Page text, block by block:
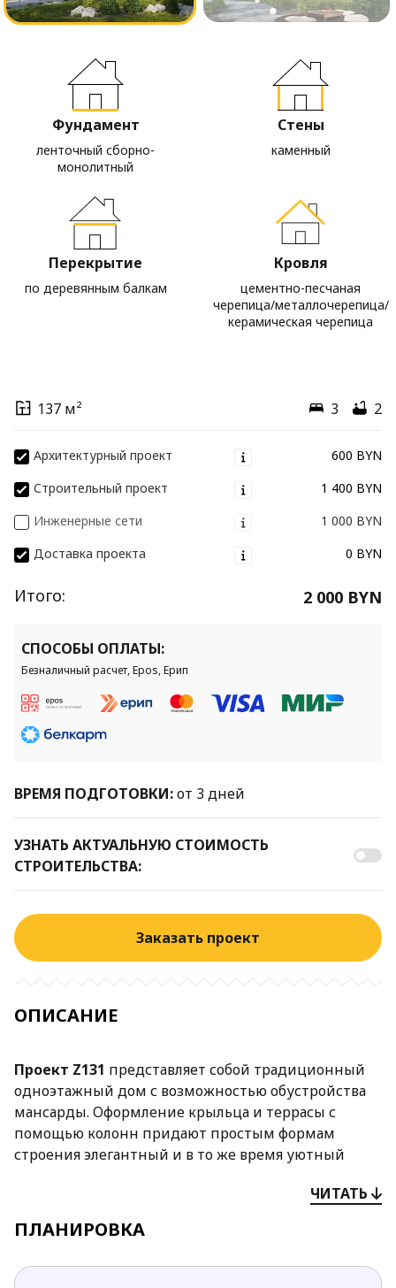
Фундамент
ленточный сборно-
монолитный
Стены
каменный
Перекрытие
по деревянным балкам
Кровля
цементно-песчаная
черепица/металлочерепица/
керамическая черепица
137 м² 3 2
Архитектурный проект
600 BYN
Строительный проект
1 400 BYN
Инженерные сети
1 000 BYN
Доставка проекта
0 BYN
Итого: 2 000 BYN
СПОСОБЫ ОПЛАТЫ:
Безналичный расчет, Epos, Ерип
ВРЕМЯ ПОДГОТОВКИ:от 3 дней
УЗНАТЬ АКТУАЛЬНУЮ СТОИМОСТЬ
СТРОИТЕЛЬСТВА:
Заказать проект
ОПИСАНИЕ
Проект Z131 представляет собой традиционный
одноэтажный дом с возможностью обустройства
мансарды. Оформление крыльца и террасы с
помощью колонн придают простым формам
строения элегантный и в то же время уютный
ощущение свободы открытого пространства.
ЧИТАТЬ
ПЛАНИРОВКА